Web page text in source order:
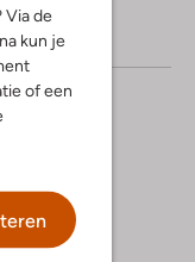
Via de
kun je
of een